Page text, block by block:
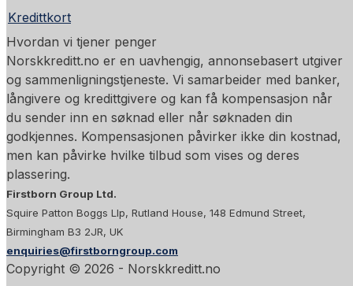
Kredittkort
Hvordan vi tjener penger
Norskkreditt.no er en uavhengig, annonsebasert utgiver
og sammenligningstjeneste. Vi samarbeider med banker,
långivere og kredittgivere og kan få kompensasjon når
du sender inn en søknad eller når søknaden din
godkjennes. Kompensasjonen påvirker ikke din kostnad,
men kan påvirke hvilke tilbud som vises og deres
plassering.
Firstborn Group Ltd.
Squire Patton Boggs Llp, Rutland House, 148 Edmund Street,
Birmingham B3 2JR, UK
enquiries@firstborngroup.com
Copyright © 2026 - Norskkreditt.no